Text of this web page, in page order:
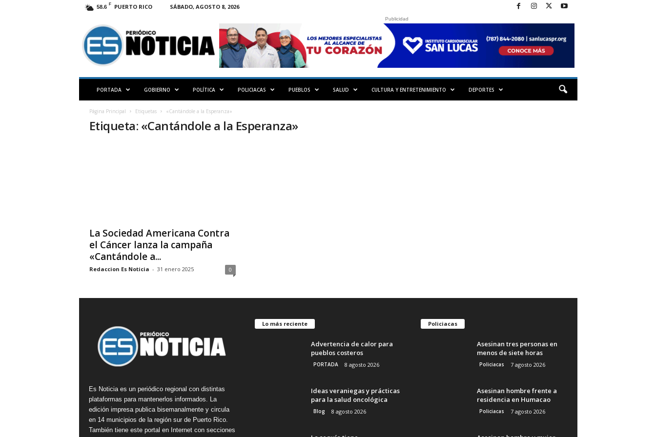
58.6 F PUERTO RICO SÁBADO, AGOSTO 8, 2026
S
N
O
Publicidad
PORTADA GOBIERNO POLÍTICA POLICIACAS PUEBLOS SALUD CULTURA Y ENTRETENIMIENTO DEPORTES
Página Principal Etiquetas «Cantándole a la Esperanza»
Etiqueta: «Cantándole a la Esperanza»
La Sociedad Americana Contra
el Cáncer lanza la campaña
«Cantándole a...
Redaccion Es Noticia - 31 enero 2025 0
Es Noticia es un periódico regional con distintas
plataformas para mantenerlos informados. La
edición impresa publica bisemanalmente y circula
en 14 municipios de la región sur de Puerto Rico.
También tiene este portal en Internet con secciones
Lo más reciente
Advertencia de calor para
pueblos costeros
PORTADA 8 agosto 2026
Ideas veraniegas y prácticas
para la salud oncológica
Blog 8 agosto 2026
Policiacas
Asesinan tres personas en
menos de siete horas
Policiacas 7 agosto 2026
Asesinan hombre frente a
residencia en Humacao
Policiacas 7 agosto 2026